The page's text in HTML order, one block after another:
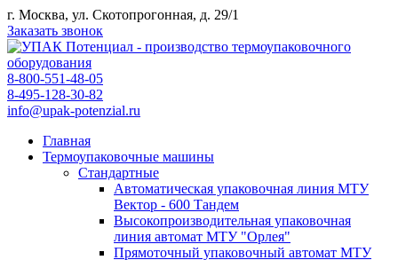
г. Москва, ул. Скотопрогонная, д. 29/1
Заказать звонок
8-800-551-48-05
8-495-128-30-82
info@upak-potenzial.ru
Главная
Термоупаковочные машины
Стандартные
Автоматическая упаковочная линия МТУ
Вектор - 600 Тандем
Высокопроизводительная упаковочная
линия автомат МТУ "Орлея"
Прямоточный упаковочный автомат МТУ